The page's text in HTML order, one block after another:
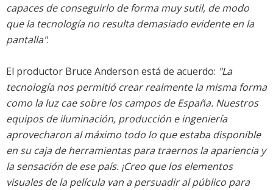
capaces de conseguirlo de forma muy sutil, de modo
que la tecnología no resulta demasiado evidente en la
pantalla".
El productor Bruce Anderson está de acuerdo: "La
tecnología nos permitió crear realmente la misma forma
como la luz cae sobre los campos de España. Nuestros
equipos de iluminación, producción e ingeniería
aprovecharon al máximo todo lo que estaba disponible
en su caja de herramientas para traernos la apariencia y
la sensación de ese país. ¡Creo que los elementos
visuales de la película van a persuadir al público para